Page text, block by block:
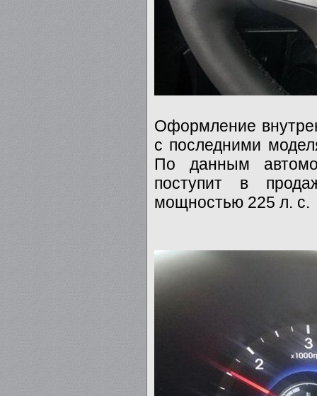
Оформление
с последними
По данным
поступит в
мощностью 225 л. с.